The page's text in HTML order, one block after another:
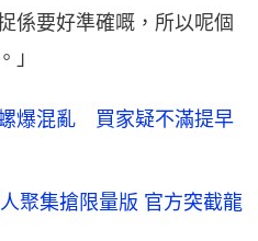
係要好準確嘅，所以呢個
」
爆混亂 買家疑不滿提早
聚集搶限量版 官方突截龍